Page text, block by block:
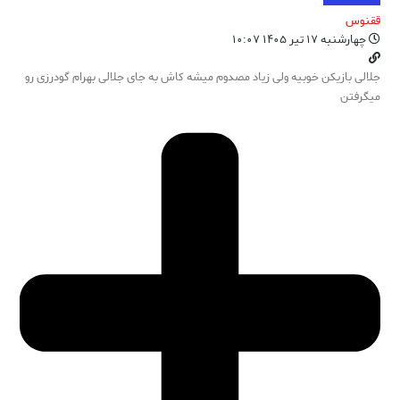
ققنوس
چهارشنبه ۱۷ تیر ۱۴۰۵ ۱۰:۰۷
جلالی بازیکن خوبیه ولی زیاد مصدوم میشه کاش به جای جلالی بهرام گودرزی رو
میگرفتن